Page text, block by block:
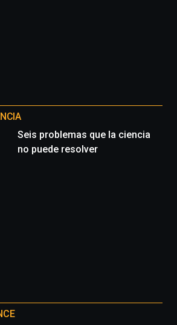
Seis problemas que la ciencia
no puede resolver